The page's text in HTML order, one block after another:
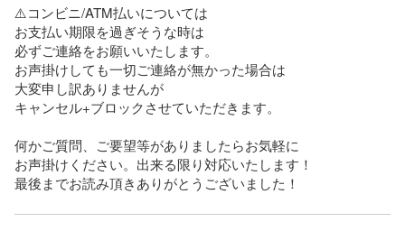
⚠️コンビニ/ATM払いについては
お支払い期限を過ぎそうな時は
必ずご連絡をお願いいたします。
お声掛けしても一切ご連絡が無かった場合は
大変申し訳ありませんが
キャンセル+ブロックさせていただきます。
何かご質問、ご要望等がありましたらお気軽に
お声掛けください。出来る限り対応いたします！
最後までお読み頂きありがとうございました！